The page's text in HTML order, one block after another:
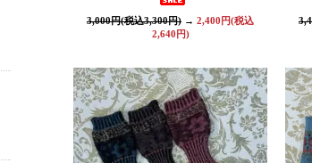
3,000円(税込3,300円) → 2,400円(税込
2,640円)